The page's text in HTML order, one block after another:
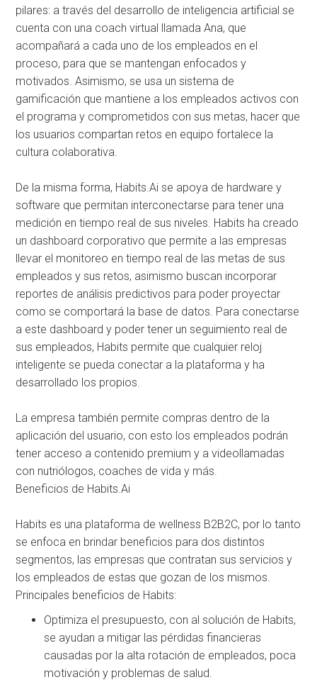
pilares: a través del desarrollo de inteligencia artificial se
cuenta con una coach virtual llamada Ana, que
acompañará a cada uno de los empleados en el
proceso, para que se mantengan enfocados y
motivados. Asimismo, se usa un sistema de
gamificación que mantiene a los empleados activos con
el programa y comprometidos con sus metas, hacer que
los usuarios compartan retos en equipo fortalece la
cultura colaborativa.
De la misma forma, Habits.Ai se apoya de hardware y
software que permitan interconectarse para tener una
medición en tiempo real de sus niveles. Habits ha creado
un dashboard corporativo que permite a las empresas
llevar el monitoreo en tiempo real de las metas de sus
empleados y sus retos, asimismo buscan incorporar
reportes de análisis predictivos para poder proyectar
como se comportará la base de datos. Para conectarse
a este dashboard y poder tener un seguimiento real de
sus empleados, Habits permite que cualquier reloj
inteligente se pueda conectar a la plataforma y ha
desarrollado los propios.
La empresa también permite compras dentro de la
aplicación del usuario, con esto los empleados podrán
tener acceso a contenido premium y a videollamadas
con nutriólogos, coaches de vida y más.
Beneficios de Habits.Ai
Habits es una plataforma de wellness B2B2C, por lo tanto
se enfoca en brindar beneficios para dos distintos
segmentos, las empresas que contratan sus servicios y
los empleados de estas que gozan de los mismos.
Principales beneficios de Habits:
Optimiza el presupuesto, con al solución de Habits,
se ayudan a mitigar las pérdidas financieras
causadas por la alta rotación de empleados, poca
motivación y problemas de salud.